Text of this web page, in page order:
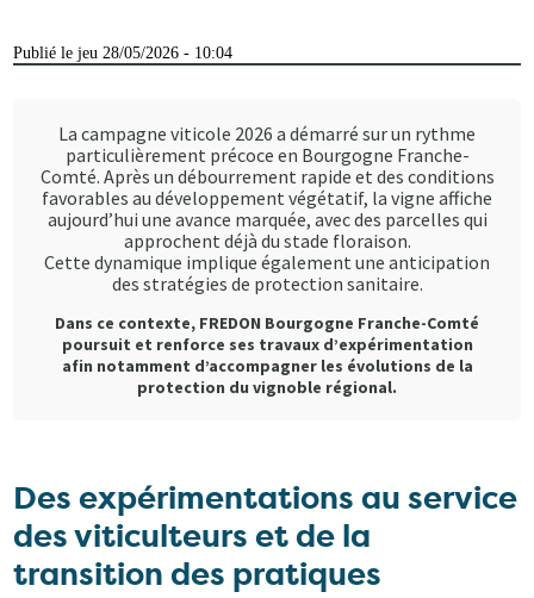
Publié le jeu 28/05/2026 - 10:04
La campagne viticole 2026 a démarré sur un rythme
particulièrement précoce en Bourgogne Franche-
Comté. Après un débourrement rapide et des conditions
favorables au développement végétatif, la vigne affiche
aujourd’hui une avance marquée, avec des parcelles qui
approchent déjà du stade floraison.
Cette dynamique implique également une anticipation
des stratégies de protection sanitaire.
Dans ce contexte, FREDON Bourgogne Franche-Comté
poursuit et renforce ses travaux d’expérimentation
afin notamment d’accompagner les évolutions de la
protection du vignoble régional.
Des expérimentations au service
des viticulteurs et de la
transition des pratiques